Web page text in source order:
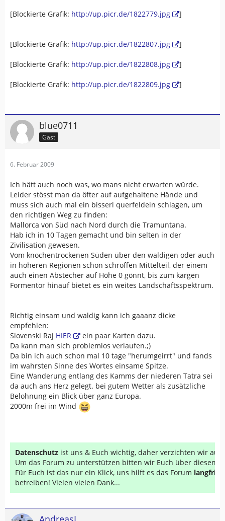
[Blockierte Grafik: http://up.picr.de/1822779.jpg ]
[Blockierte Grafik: http://up.picr.de/1822807.jpg ]
[Blockierte Grafik: http://up.picr.de/1822808.jpg ]
[Blockierte Grafik: http://up.picr.de/1822809.jpg ]
blue0711
Gast
6. Februar 2009
Ich hätt auch noch was, wo mans nicht erwarten würde.
Leider stösst man da öfter auf aufgehaltene Hände und
muss sich auch mal ein bisserl querfeldein schlagen, um
den richtigen Weg zu finden:
Mallorca von Süd nach Nord durch die Tramuntana.
Hab ich in 10 Tagen gemacht und bin selten in der
Zivilisation gewesen.
Vom knochentrockenen Süden über den waldigen oder auch
in höheren Regionen schon schroffen Mittelteil, der einem
auch einen Abstecher auf Höhe 0 gönnt, bis zum kargen
Formentor hinauf bietet es ein weites Landschaftsspektrum.
Richtig einsam und waldig kann ich gaaanz dicke
empfehlen:
Slovenski Raj HIER
ein paar Karten dazu.
Da kann man sich problemlos verlaufen.;)
Da bin ich auch schon mal 10 tage "herumgeirrt" und fands
im wahrsten Sinne des Wortes einsame Spitze.
Eine Wanderung entlang des Kamms der niederen Tatra sei
da auch ans Herz gelegt. bei gutem Wetter als zusätzliche
Belohnung ein Blick über ganz Europa.
2000m frei im Wind
Datenschutz ist uns & Euch wichtig, daher verzichten wir auf
Um das Forum zu unterstützen bitten wir Euch über diesen
Für Euch ist das nur ein Klick, uns hilft es das Forum
betreiben! Vielen vielen Dank...